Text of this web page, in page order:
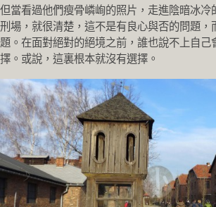
但當看過他們瘦骨嶙峋的照片，走進陰暗冰冷
刑場，就很清楚，這不是有良心與否的問題，
題。在面對絕對的絕境之前，誰也說不上自己
擇。或說，這裏根本就沒有選擇。